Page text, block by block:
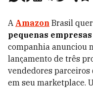
A Amazon Brasil
pequenas empresas
companhia anunciou
lançamento de três
vendedores
em seu marketplace.